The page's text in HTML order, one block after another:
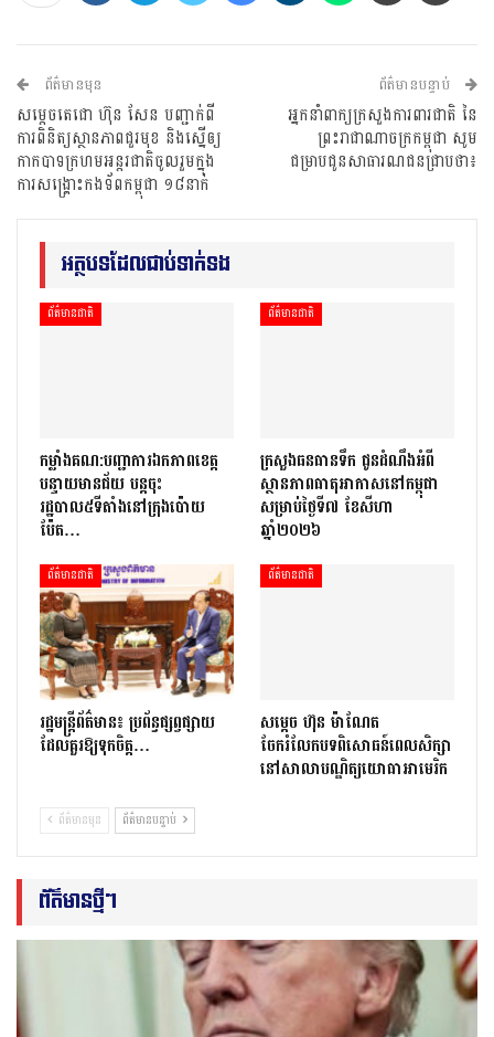
ព័ត៌មានមុន
សម្តេចតេជោ ហ៊ុន សែន បញ្ជាក់ពី
ការពិនិត្យស្ថានភាពជួរមុខ និងស្នើឲ្យ
កាកបាទក្រហមអន្តរជាតិចូលរួមក្នុង
ការសង្រ្គោះកងទ័ពកម្ពុជា ១៨នាក់
ព័ត៌មានបន្ទាប់
អ្នកនាំពាក្យក្រសួងការពារជាតិ នៃ
ព្រះរាជាណាចក្រកម្ពុជា សូម
ជម្រាបជូនសាធារណជនជ្រាបថា៖
អត្ថបទដែលជាប់ទាក់ទង
ព័ត៌មានជាតិ
កម្លាំងគណ:បញ្ជាការឯកភាពខេត្ត
បន្ទាយមានជ័យ បន្តចុះ
រដ្ឋបាល៥ទីតាំងនៅក្រុងប៉ោយ
ប៉ែត…
ព័ត៌មានជាតិ
ក្រសួងធនធានទឹក ជូនដំណឹងអំពី
ស្ថានភាពធាតុអាកាសនៅកម្ពុជា
សម្រាប់ថ្ងៃទី៧ ខែសីហា
ឆ្នាំ២០២៦
ព័ត៌មានជាតិ
រដ្ឋមន្ត្រីព័ត៌មាន៖ ប្រព័ន្ធផ្សព្វផ្សាយ
ដែលគួរឱ្យទុកចិត្ត…
ព័ត៌មានជាតិ
សម្តេច ហ៊ុន ម៉ាណែត
ចែករំលែកបទពិសោធន៍ពេលសិក្សា
នៅសាលាបណ្ឌិត្យ​យោ​ធា​អាមេរិក
ព័ត៌មានមុន ព័ត៌មានបន្ទាប់
ព័ត៌មានថ្មីៗ